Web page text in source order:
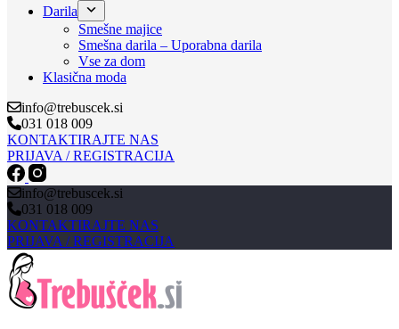
Darila
Smešne majice
Smešna darila – Uporabna darila
Vse za dom
Klasična moda
info@trebuscek.si
031 018 009
KONTAKTIRAJTE NAS
PRIJAVA / REGISTRACIJA
info@trebuscek.si
031 018 009
KONTAKTIRAJTE NAS
PRIJAVA / REGISTRACIJA